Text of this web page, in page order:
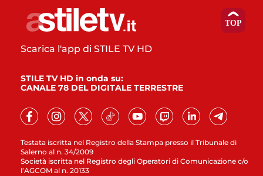
Testata iscritta nel Registro della Stampa presso il Tribunale di
Salerno al n. 34/2009
Società iscritta nel Registro degli Operatori di Comunicazione c/o
l’AGCOM al n. 20133
Scarica l'app di STILE TV HD
STILE TV HD in onda su:
CANALE 78 DEL DIGITALE TERRESTRE